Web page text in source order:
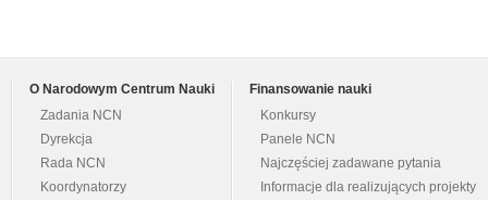
O Narodowym Centrum Nauki
Zadania NCN
Dyrekcja
Rada NCN
Koordynatorzy
Finansowanie nauki
Konkursy
Panele NCN
Najczęściej zadawane pytania
Informacje dla realizujących projekty